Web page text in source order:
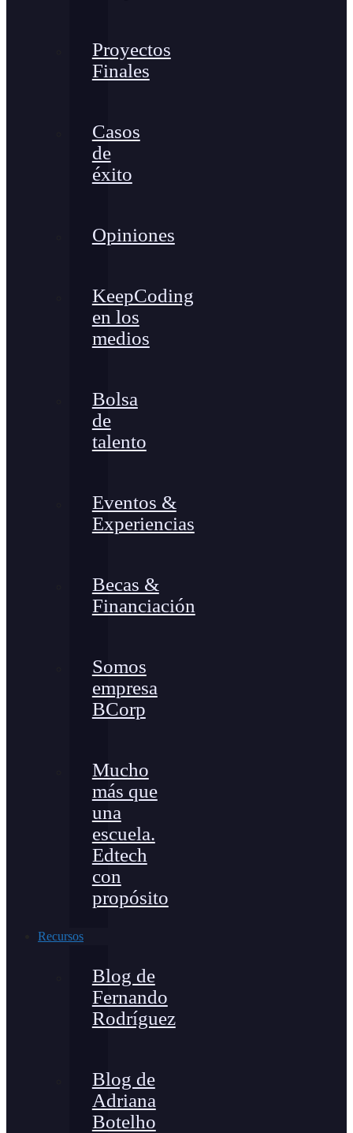
Proyectos
Finales
Casos
de
éxito
Opiniones
KeepCoding
en los
medios
Bolsa
de
talento
Eventos &
Experiencias
Becas &
Financiación
Somos
empresa
BCorp
Mucho
más que
una
escuela.
Edtech
con
propósito
Recursos
Blog de
Fernando
Rodríguez
Blog de
Adriana
Botelho